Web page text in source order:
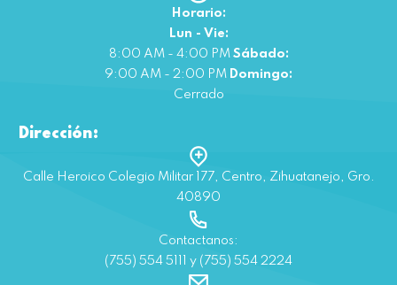
Horario:
Lun - Vie:
8:00 AM - 4:00 PM Sábado:
9:00 AM - 2:00 PM Domingo:
Cerrado
Dirección:
Calle Heroico Colegio Militar 177, Centro, Zihuatanejo, Gro.
40890
Contactanos:
(755) 554 5111 y (755) 554 2224